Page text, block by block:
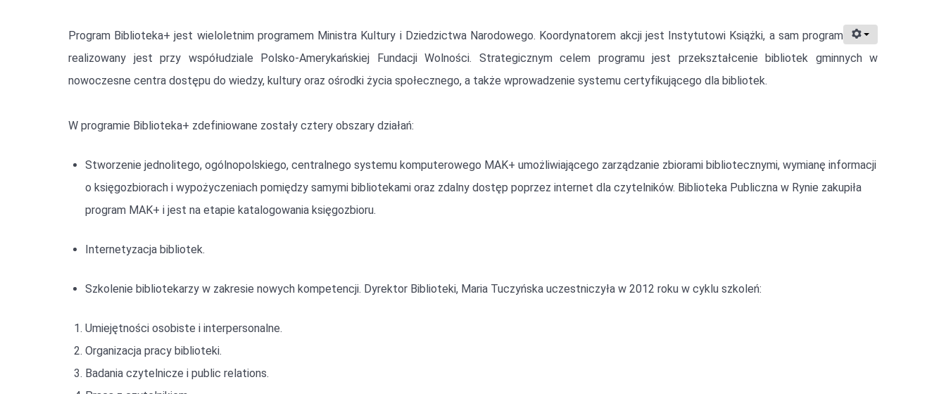
Program Biblioteka+ jest wieloletnim programem Ministra Kultury i Dziedzictwa Narodowego. Koordynatorem akcji jest Instytutowi Książki, a sam program
realizowany jest przy współudziale Polsko-Amerykańskiej Fundacji Wolności. Strategicznym celem programu jest przekształcenie bibliotek gminnych w
nowoczesne centra dostępu do wiedzy, kultury oraz ośrodki życia społecznego, a także wprowadzenie systemu certyfikującego dla bibliotek.
W programie Biblioteka+ zdefiniowane zostały cztery obszary działań:
Stworzenie jednolitego, ogólnopolskiego, centralnego systemu komputerowego MAK+ umożliwiającego zarządzanie zbiorami bibliotecznymi, wymianę informacji
o księgozbiorach i wypożyczeniach pomiędzy samymi bibliotekami oraz zdalny dostęp poprzez internet dla czytelników. Biblioteka Publiczna w Rynie zakupiła
program MAK+ i jest na etapie katalogowania księgozbioru.
Internetyzacja bibliotek.
Szkolenie bibliotekarzy w zakresie nowych kompetencji. Dyrektor Biblioteki, Maria Tuczyńska uczestniczyła w 2012 roku w cyklu szkoleń:
Umiejętności osobiste i interpersonalne.
Organizacja pracy biblioteki.
Badania czytelnicze i public relations.